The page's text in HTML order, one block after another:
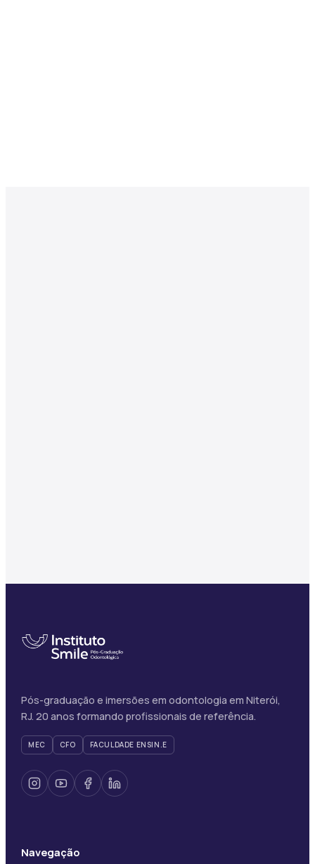
Pós-graduação e imersões em odontologia em Niterói,
RJ. 20 anos formando profissionais de referência.
MEC CFO FACULDADE ENSIN.E
Navegação